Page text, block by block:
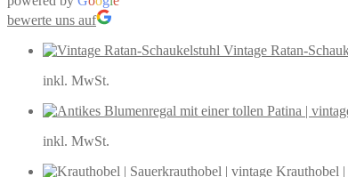
bewerte uns auf
Vintage Ratan-
inkl. MwSt.
inkl. MwSt.
Krauthobel |